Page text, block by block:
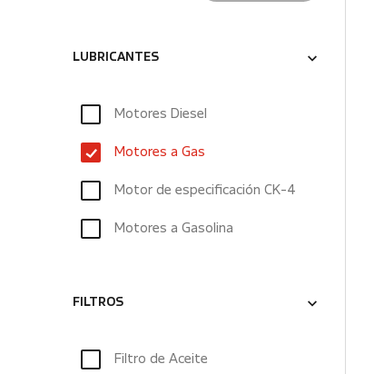
LUBRICANTES
Motores Diesel
Motores a Gas
Motor de especificación CK-4
Motores a Gasolina
FILTROS
Filtro de Aceite